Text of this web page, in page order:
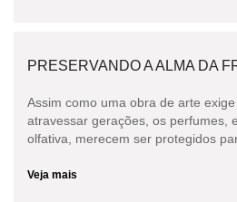
PRESERVANDO A ALMA DA
Assim como uma obra de arte
atravessar gerações, os perfumes,
olfativa, merecem ser protegidos
Veja mais